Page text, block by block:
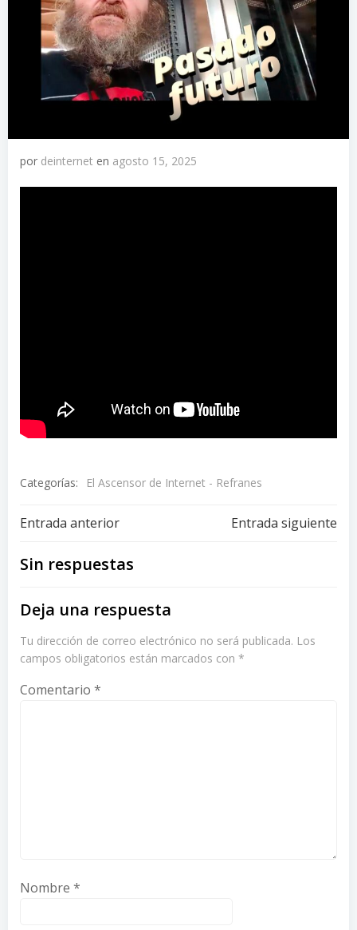
por deinternet en agosto 15, 2025
Categorías: El Ascensor de Internet - Refranes
Navegación
de
entradas
Entrada anterior
Navegación
Entrada siguiente
Sin respuestas
Deja una respuesta
Tu dirección de correo electrónico no será publicada. Los
campos obligatorios están marcados con *
Comentario *
Nombre *